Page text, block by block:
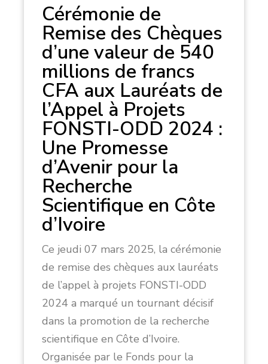
Cérémonie de
Remise des Chèques
d’une valeur de 540
millions de francs
CFA aux Lauréats de
l’Appel à Projets
FONSTI-ODD 2024 :
Une Promesse
d’Avenir pour la
Recherche
Scientifique en Côte
d’Ivoire
Ce jeudi 07 mars 2025, la cérémonie
de remise des chèques aux lauréats
de l’appel à projets FONSTI-ODD
2024 a marqué un tournant décisif
dans la promotion de la recherche
scientifique en Côte d’Ivoire.
Organisée par le Fonds pour la